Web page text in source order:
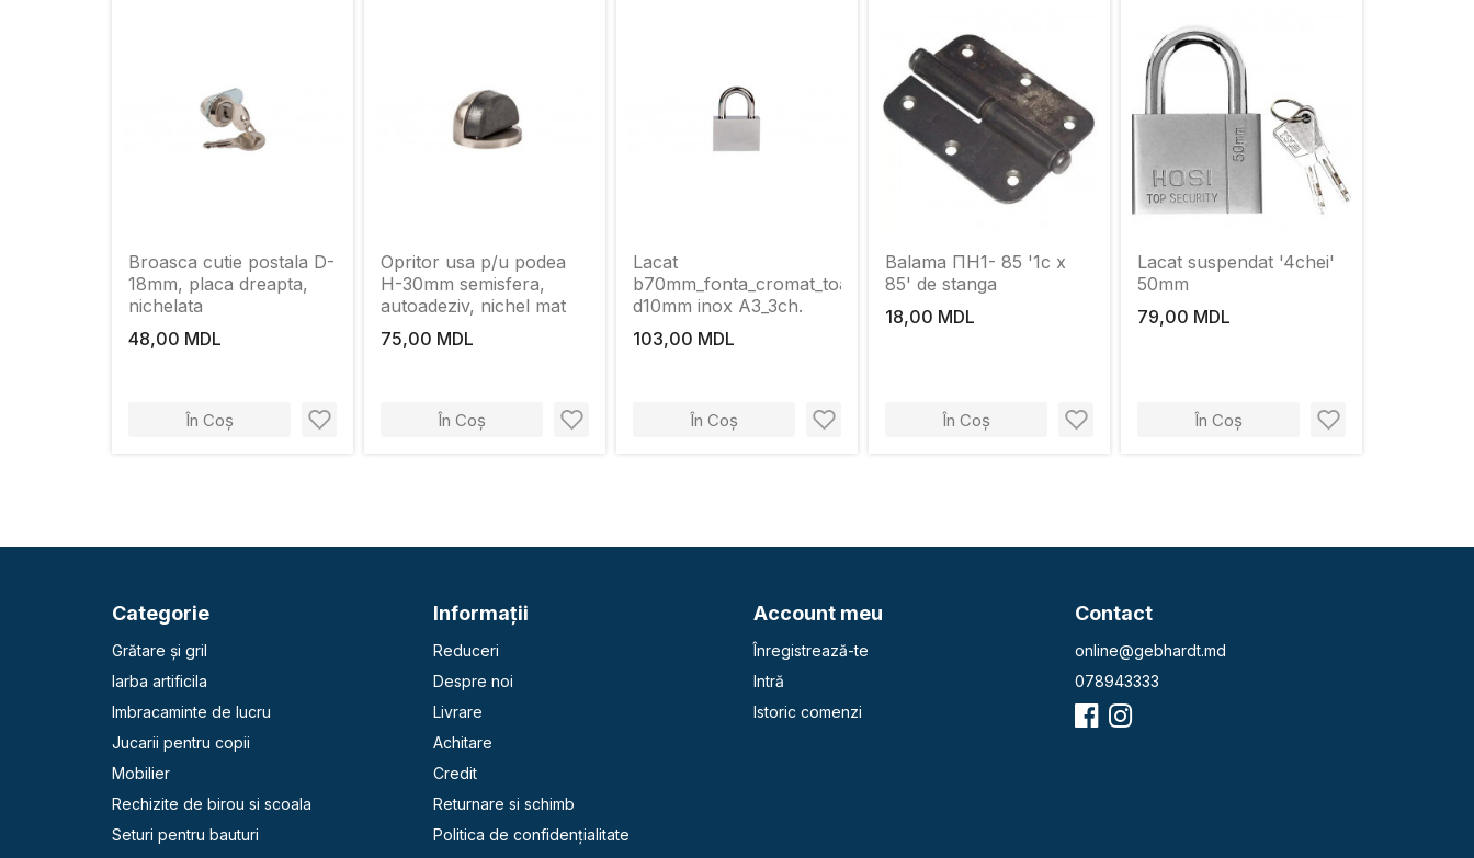
Broasca cutie postala D-
18mm, placa dreapta,
nichelata
48,00 MDL
În Coș
Opritor usa p/u podea
H-30mm semisfera,
autoadeziv, nichel mat
75,00 MDL
În Coș
Lacat
b70mm_fonta_cromat_toarta
d10mm inox A3_3ch.
103,00 MDL
În Coș
Balama ПН1- 85 '1c x
85' de stanga
18,00 MDL
În Coș
Lacat suspendat '4chei'
50mm
79,00 MDL
În Coș
Categorie
Grătare și gril
Iarba artificila
Imbracaminte de lucru
Jucarii pentru copii
Mobilier
Rechizite de birou si scoala
Seturi pentru bauturi
Informaţii
Reduceri
Despre noi
Livrare
Achitare
Credit
Returnare si schimb
Politica de confidențialitate
Account meu
Înregistrează-te
Intră
Istoric comenzi
Contact
online@gebhardt.md
078943333